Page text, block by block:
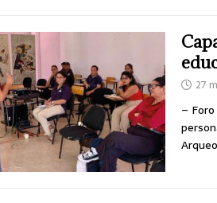
27
–